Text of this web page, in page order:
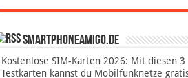
SmartphoneAmigo.de
Kostenlose SIM-Karten 2026: Mit diesen 3
Testkarten kannst du Mobilfunknetze